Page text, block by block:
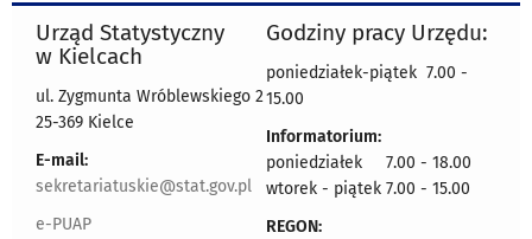
Urząd Statystyczny
w Kielcach
ul. Zygmunta Wróblewskiego 2
25-369 Kielce
E-mail:
sekretariatuskie@stat.gov.pl
e-PUAP
Godziny pracy Urzędu:
poniedziałek-piątek 7.00 -
15.00
Informatorium:
poniedziałek 7.00 - 18.00
wtorek - piątek 7.00 - 15.00
REGON: